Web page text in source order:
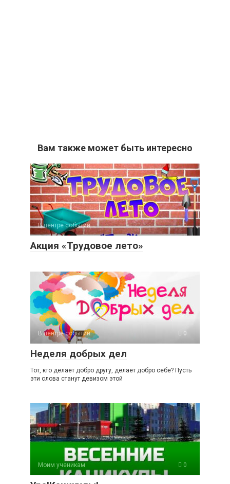
Вам также может быть интересно
В центре событий 0
Акция «Трудовое лето»
В центре событий 0
Неделя добрых дел
Тот, кто делает добро другу, делает добро себе? Пусть
эти слова станут девизом этой
Моим ученикам 0